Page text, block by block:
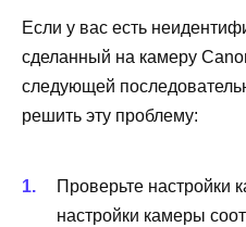
Если у вас есть
сделанный на камеру
следующей
решить эту проблему:
Проверьте настройки
настройки камеры